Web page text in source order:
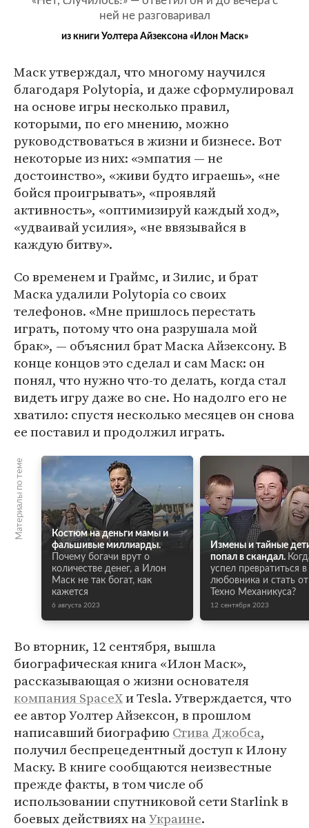
ней не разговаривал
из книги Уолтера Айзексона «Илон Маск»
Маск утверждал, что многому научился
благодаря Polytopia, и даже сформулировал
на основе игры несколько правил,
которыми, по его мнению, можно
руководствоваться в жизни и бизнесе. Вот
некоторые из них: «эмпатия — не
достоинство», «живи будто играешь», «не
бойся проигрывать», «проявляй
активность», «оптимизируй каждый ход»,
«удваивай усилия», «не ввязывайся в
каждую битву».
Со временем и Граймс, и Зилис, и брат
Маска удалили Polytopia со своих
телефонов. «Мне пришлось перестать
играть, потому что она разрушала мой
брак», — объяснил брат Маска Айзексону. В
конце концов это сделал и сам Маск: он
понял, что нужно что-то делать, когда стал
видеть игру даже во сне. Но надолго его не
хватило: спустя несколько месяцев он снова
ее поставил и продолжил играть.
Материалы по теме
Костюм на деньги мамы и
фальшивые миллиарды.
Почему богачи врут о
количестве денег, а Илон
Маск не так богат, как
кажется
6 августа 2023
Измены и тайные
попал в скандал.
успел превратиться в
любовника и стать
Техно Механикуса?
12 сентября 2023
Во вторник, 12 сентября, вышла
биографическая книга «Илон Маск»,
рассказывающая о жизни основателя
компания SpaceXи Tesla. Утверждается, что
ее автор Уолтер Айзексон, в прошлом
написавший биографию Стива Джобса,
получил беспрецедентный доступ к Илону
Маску. В книге сообщаются неизвестные
прежде факты, в том числе об
использовании спутниковой сети Starlink в
боевых действиях наУкраине.